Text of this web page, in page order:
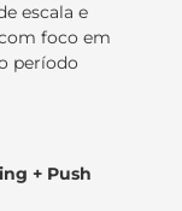
escala e
foco em
período
+ Push